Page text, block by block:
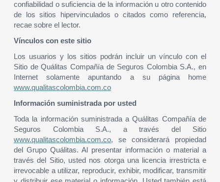
confiabilidad o suficiencia de la información u otro contenido
de los sitios hipervinculados o citados como referencia,
recae sobre el lector.
Vínculos con este sitio
Los usuarios y los sitios podrán incluir un vínculo con el
Sitio de Quálitas Compañía de Seguros Colombia S.A., en
Internet solamente apuntando a su página home
www.qualitascolombia.com.co
Información suministrada por usted
Toda la información suministrada a Quálitas Compañía de
Seguros Colombia S.A., a través del Sitio
www.qualitascolombia.com.co, se considerará propiedad
del Grupo Quálitas. Al presentar información o material a
través del Sitio, usted nos otorga una licencia irrestricta e
irrevocable a utilizar, reproducir, exhibir, modificar, transmitir